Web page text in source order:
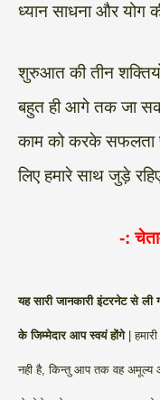
ध्यान साधना और योग
शुरुआत की तीन
बहुत ही आगे तक जा
काम को करके सफलता
लिए हमारे साथ जुड़े
-:
यह सारी जानकारी इंटरनेट से ली
के जिम्मेदार आप स्वयं होंगे|
नही है, किन्तु आप तक वह अमूल्य